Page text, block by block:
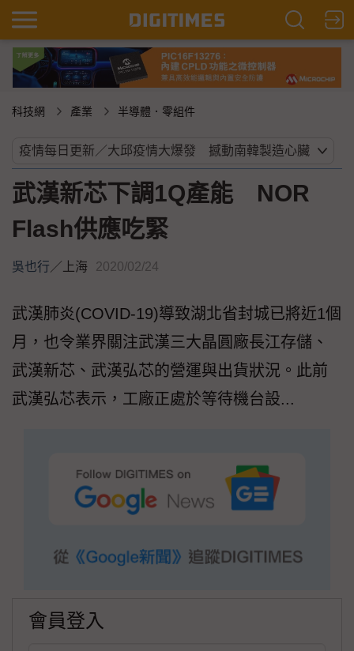
科技網 產業 半導體．零組件
武漢新芯下調1Q產能 NOR
Flash供應吃緊
吳也行／ 上海 2020/02/24
武漢肺炎(COVID-19)導致湖北省封城已將近1個
月，也令業界關注武漢三大晶圓廠長江存儲、
武漢新芯、武漢弘芯的營運與出貨狀況。此前
武漢弘芯表示，工廠正處於等待機台設...
會員登入